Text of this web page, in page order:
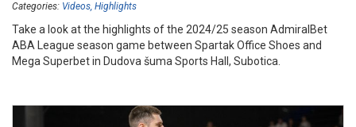
Categories: Videos Highlights
Take a look at the highlights of the 2024/25 season AdmiralBet
ABA League season game between Spartak Office Shoes and
Mega Superbet in Dudova šuma Sports Hall, Subotica.